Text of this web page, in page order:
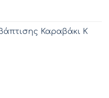
Καραβάκι Κ